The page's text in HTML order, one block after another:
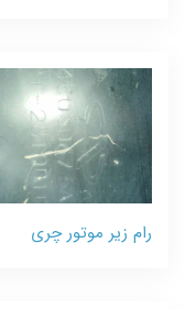
رام زیر موتور چری